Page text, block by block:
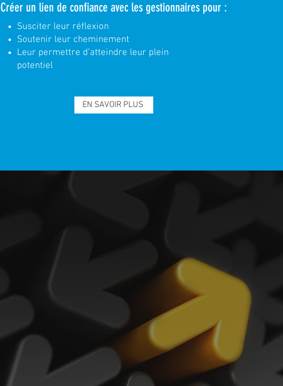
Créer un lien de confiance avec les gestionnaires pour :
Susciter leur réflexion
Soutenir leur cheminement
Leur permettre d’atteindre leur plein
potentiel
EN SAVOIR PLUS
Vous avez des projets de
changement ?
Vos gestionnaires ont
besoin de coaching ?